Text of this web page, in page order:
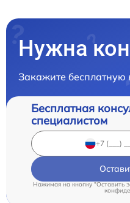
Нужна
Закажите бесплатную
Бесплатная
специалистом
Нажимая на кнопку "Оставить